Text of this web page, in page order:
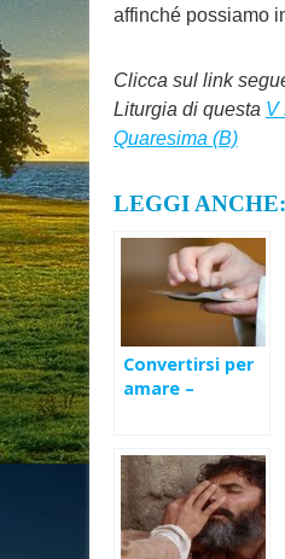
affinché possiamo
Clicca sul link
Liturgia di questa V
Quaresima (B)
LEGGI ANCHE:
Convertirsi per
amare –